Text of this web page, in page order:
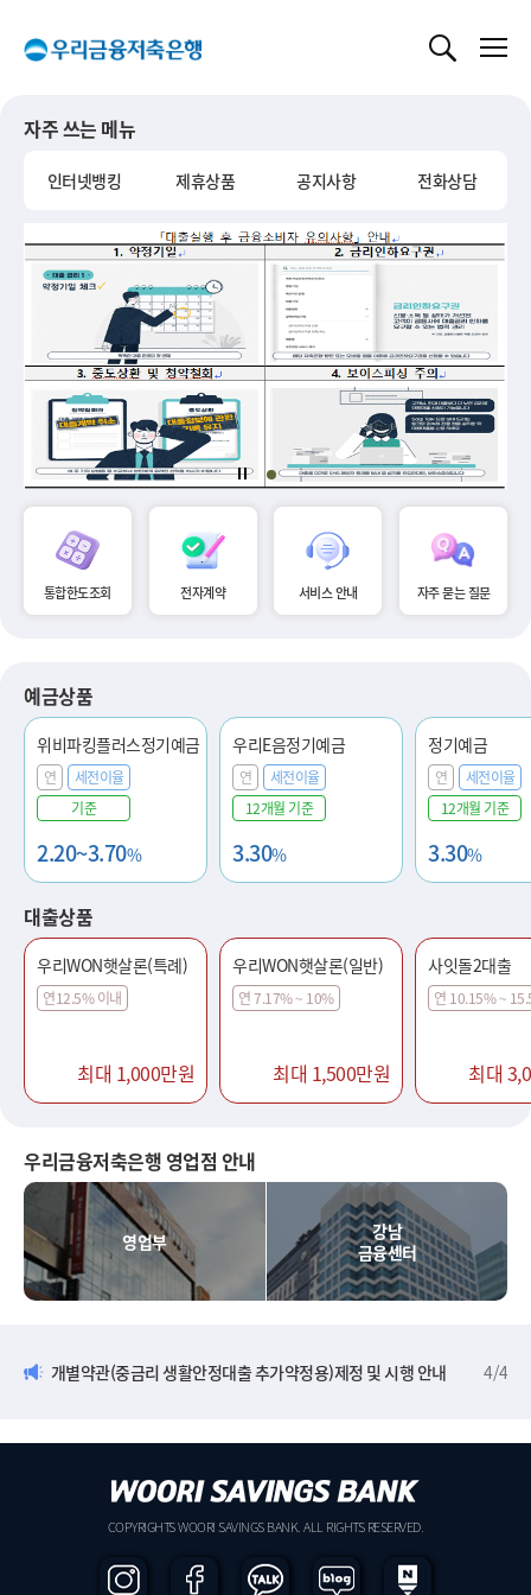
자주 쓰는 메뉴
인터넷뱅킹 제휴상품 공지사항 전화상담
통합한도조회 전자계약 서비스 안내 자주 묻는 질문
예금상품
위비파킹플러스정기예금
연
세전이율
기준
2.20~3.70%
우리E음정기예금
연
세전이율
12개월 기준
3.30%
정기예금
연
세전이율
12개월 기준
3.30%
대출상품
우리WON햇살론(특례)
연12.5% 이내
최대 1,000만원
우리WON햇살론(일반)
연 7.17% ~ 10%
최대 1,500만원
사잇돌2대출
연 10.15% ~
최대
우리금융저축은행 영업점 안내
영업부
강남
금융센터
개별약관(중금리 생활안정대출 추가약정용)제정 및 시행 안내 4/4
COPYRIGHTS WOORI SAVINGS BANK. ALL RIGHTS RESERVED.